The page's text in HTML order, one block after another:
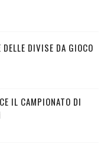
DELLE DIVISE DA GIOCO
IL CAMPIONATO DI